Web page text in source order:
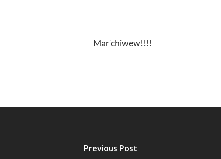
Marichiwew!!!!
Previous Post